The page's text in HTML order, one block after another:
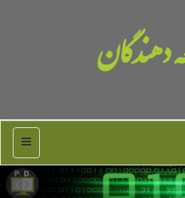
دهندگان
منو